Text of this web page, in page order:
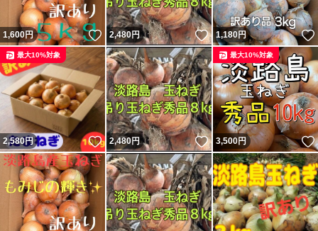
1,600円 いいね！
2,480円 いいね！
1,180円
2,580円 いいね！
最大10%対象
2,480円 いいね！
3,500円
最大10%対象